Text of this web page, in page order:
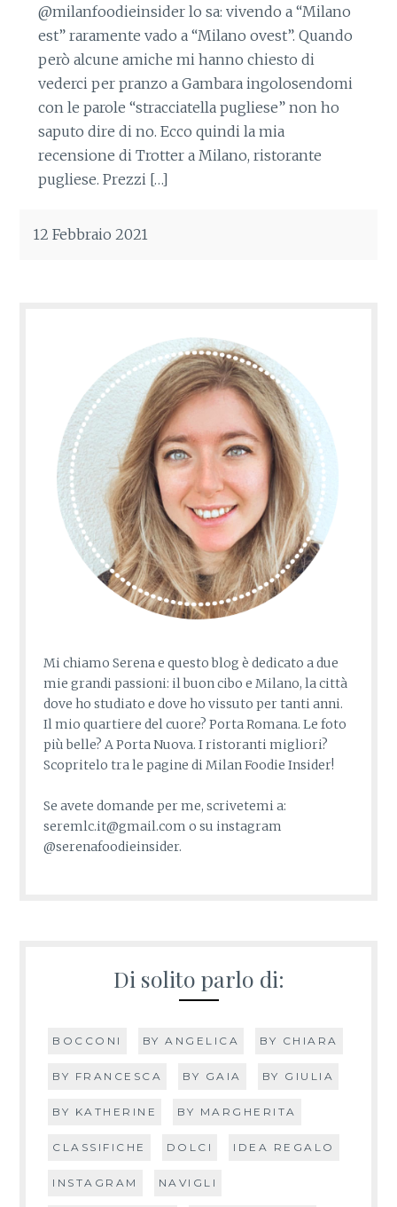
@milanfoodieinsider lo sa: vivendo a “Milano
est” raramente vado a “Milano ovest”. Quando
però alcune amiche mi hanno chiesto di
vederci per pranzo a Gambara ingolosendomi
con le parole “stracciatella pugliese” non ho
saputo dire di no. Ecco quindi la mia
recensione di Trotter a Milano, ristorante
pugliese. Prezzi […]
12 Febbraio 2021
Mi chiamo Serena e questo blog è dedicato a due
mie grandi passioni: il buon cibo e Milano, la città
dove ho studiato e dove ho vissuto per tanti anni.
Il mio quartiere del cuore? Porta Romana. Le foto
più belle? A Porta Nuova. I ristoranti migliori?
Scopritelo tra le pagine di Milan Foodie Insider!
Se avete domande per me, scrivetemi a:
seremlc.it@gmail.com o su instagram
@serenafoodieinsider.
Di solito parlo di:
BOCCONI BY ANGELICA BY CHIARA
BY FRANCESCA BY GAIA BY GIULIA
BY KATHERINE BY MARGHERITA
CLASSIFICHE DOLCI IDEA REGALO
INSTAGRAM NAVIGLI